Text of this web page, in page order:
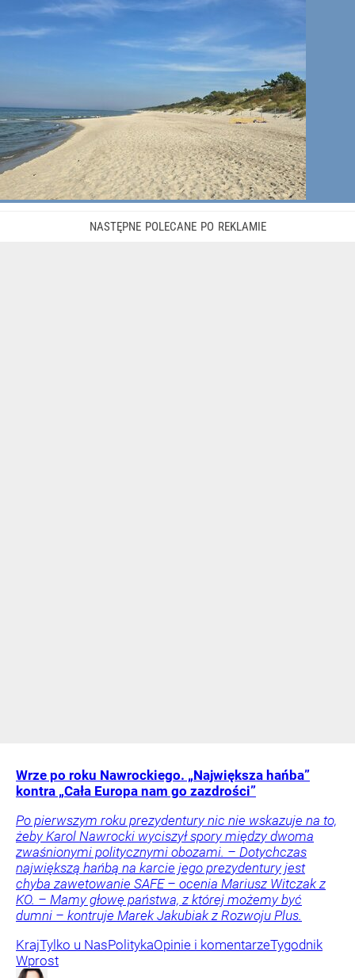
Wrze po roku Nawrockiego. „Największa hańba”
kontra „Cała Europa nam go zazdrości”
Po pierwszym roku prezydentury nic nie wskazuje na to,
żeby Karol Nawrocki wyciszył spory między dwoma
zwaśnionymi politycznymi obozami. – Dotychczas
największą hańbą na karcie jego prezydentury jest
chyba zawetowanie SAFE – ocenia Mariusz Witczak z
KO. – Mamy głowę państwa, z której możemy być
dumni – kontruje Marek Jakubiak z Rozwoju Plus.
KrajTylko u NasPolitykaOpinie i komentarzeTygodnik
Wprost